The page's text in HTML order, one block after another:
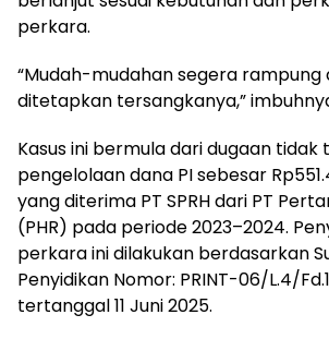
perkara.
“Mudah-mudahan segera rampung
ditetapkan tersangkanya,”
Kasus ini bermula dari dugaan
pengelolaan dana PI sebesar
yang diterima PT SPRH dari PT
(PHR) pada periode 2023–2024.
perkara ini dilakukan berdasarkan
Penyidikan Nomor: PRINT-06/L.4/
tertanggal 11 Juni 2025.